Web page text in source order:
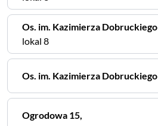
Os. im. Kazimierza Dobruckiego
lokal 8
Os. im. Kazimierza Dobruckiego
Ogrodowa 15,